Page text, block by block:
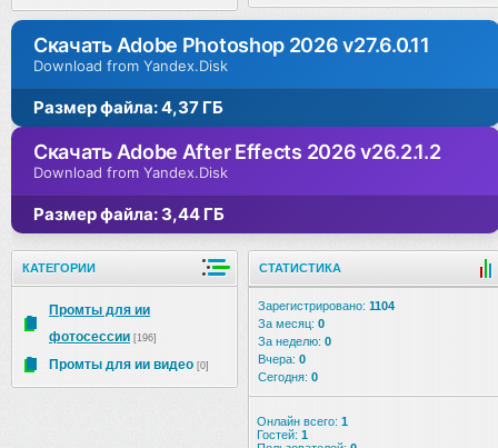
Скачать Adobe Photoshop 2026 v27.6.0.11
Download from Yandex.Disk
Размер файла: 4,37 ГБ
Скачать Adobe After Effects 2026 v26.2.1.2
Download from Yandex.Disk
Размер файла: 3,44 ГБ
КАТЕГОРИИ
Промты для ии
фотосессии [196]
Промты для ии видео [0]
СТАТИСТИКА
Зарегистрировано: 1104
За месяц: 0
За неделю: 0
Вчера: 0
Сегодня: 0
Онлайн всего: 1
Гостей: 1